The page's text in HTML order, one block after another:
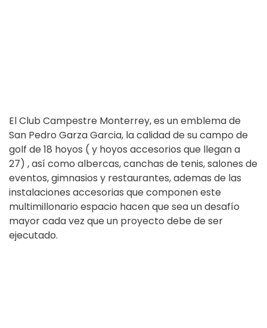
El Club Campestre Monterrey, es un emblema de
San Pedro Garza Garcia, la calidad de su campo de
golf de 18 hoyos ( y hoyos accesorios que llegan a
27) , así como albercas, canchas de tenis, salones de
eventos, gimnasios y restaurantes, ademas de las
instalaciones accesorias que componen este
multimillonario espacio hacen que sea un desafío
mayor cada vez que un proyecto debe de ser
ejecutado.